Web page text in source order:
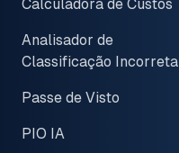
Calculadora de Custos
Analisador de
Classificação Incorreta
Passe de Visto
PIO IA